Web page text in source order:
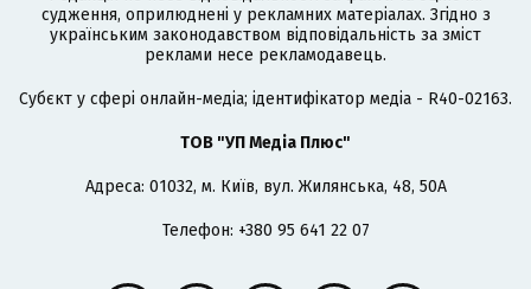
судження, оприлюднені у рекламних матеріалах. Згідно з
українським законодавством відповідальність за зміст
реклами несе рекламодавець.
Cубєкт у сфері онлайн-медіа; ідентифікатор медіа - R40-02163.
ТОВ "УП Медіа Плюс"
Адреса: 01032, м. Київ, вул. Жилянська, 48, 50А
Телефон: +380 95 641 22 07